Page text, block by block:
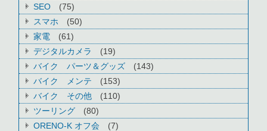
SEO
(75)
スマホ
(50)
家電
(61)
デジタルカメラ
(19)
バイク パーツ＆グッズ
(143)
バイク メンテ
(153)
バイク その他
(110)
ツーリング
(80)
ORENO-K オフ会
(7)